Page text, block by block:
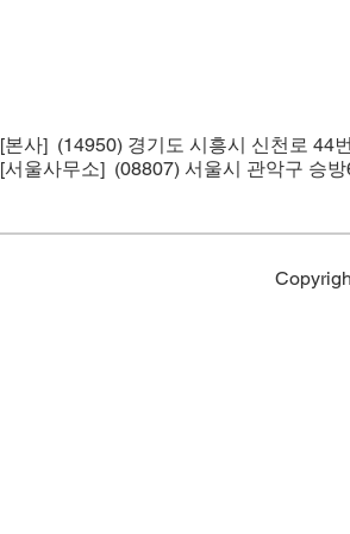
[본사] (14950) 경기도 시흥시 신천로 44
[서울사무소] (08807) 서울시 관악구 승